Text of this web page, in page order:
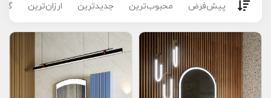
پیش‌فرض محبوب‌ترین جدیدترین ارزان‌ترین